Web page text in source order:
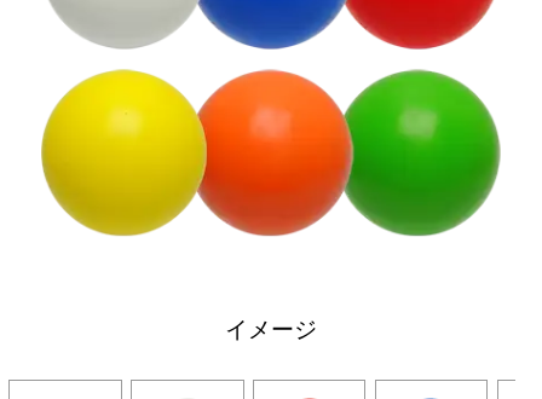
イメージ